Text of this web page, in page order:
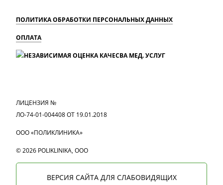
ПОЛИТИКА ОБРАБОТКИ ПЕРСОНАЛЬНЫХ ДАННЫХ
ОПЛАТА
ЛИЦЕНЗИЯ №
ЛО-74-01-004408 ОТ 19.01.2018
ООО «ПОЛИКЛИНИКА»
© 2026 POLIKLINIKA, OOO
ВЕРСИЯ САЙТА ДЛЯ СЛАБОВИДЯЩИХ